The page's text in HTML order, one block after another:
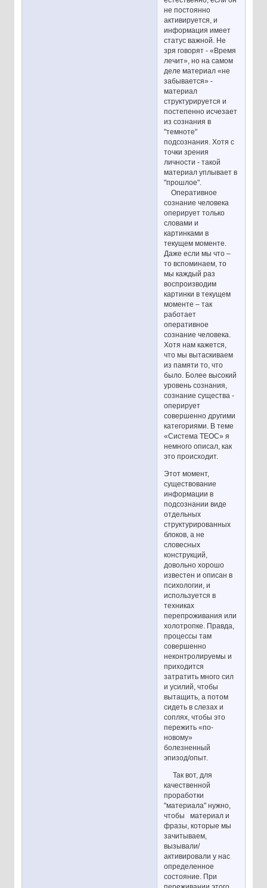
не постоянно
активируется, и
информация имеет
статус важной. Не
зря говорят - «Время
лечит», но на самом
деле материал «не
забывается» -
материал
структурируется и
постепенно исчезает
из сознания в
"темноте"
подсознания. Хотя с
точки зрения
личности - такой
материал уплывает в
"прошлое".
Оперативное
сознание человека
оперирует только
словами и
картинками в
текущем моменте.
Даже если мы что –
то вспоминаем, то
мы каждый раз
воспроизводим
картинки в текущем
моменте – так
работает
оперативное
сознание человека.
Хотя нам кажется,
что мы вытаскиваем
из памяти то, что
было. Более высокий
уровень сознания,
сознание существа -
оперирует
совершенно другими
категориями. В теме
«Система ТЕОС» я
немного описал, как
это происходит.
Этот момент,
существование
информации в
подсознании виде
отдельных
структурированных
блоков, а не
словесных
конструкций,
довольно хорошо
известен и описан в
психологии, и
используется в
техниках
перепроживания или
холотропке. Правда,
процессы там
совершенно
неконтролируемы и
приходится
затратить много сил
и усилий, чтобы
вытащить, а потом
сидеть в слезах и
соплях, чтобы это
пережить «по-
новому»
болезненный
эпизод/опыт.
Так вот, для
качественной
проработки
"материала" нужно,
чтобы материал и
фразы, которые мы
зачитываем,
вызывали/
активировали у нас
определенное
состояние. При